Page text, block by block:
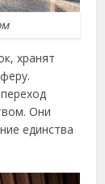
хранят
Они
единства